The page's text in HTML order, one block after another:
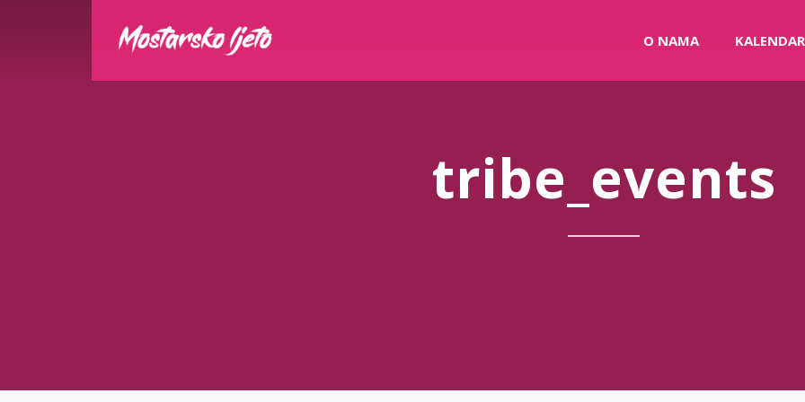
O NAMA KALENDAR
tribe_events